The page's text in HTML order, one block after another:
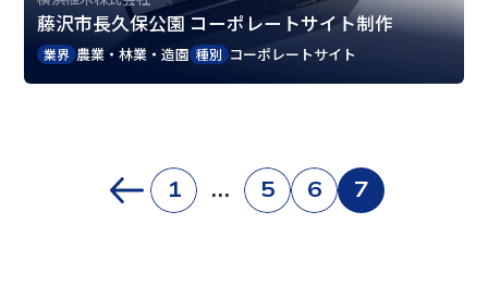
藤沢市長久保公園 コーポレートサイト制作
業界 農業・林業・造園 種別 コーポレートサイト
1 … 5 6 7